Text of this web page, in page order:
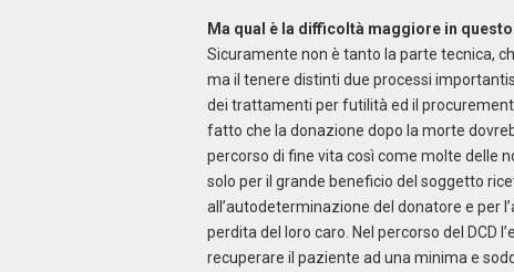
Ma qual è la difficoltà maggiore in
Sicuramente non è tanto la parte tecnica,
ma il tenere distinti due processi
dei trattamenti per futilità ed il
fatto che la donazione dopo la morte
percorso di fine vita così come molte delle
solo per il grande beneficio del soggetto
all’autodeterminazione del donatore e per
perdita del loro caro. Nel percorso del DCD
recuperare il paziente ad una minima e